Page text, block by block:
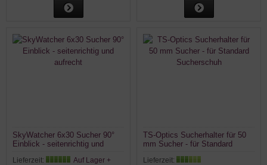
SkyWatcher 6x30 Sucher 90°
Einblick - seitenrichtig und
Lieferzeit:
Auf Lager +
TS-Optics Sucherhalter für 50
mm Sucher - für Standard
Lieferzeit: